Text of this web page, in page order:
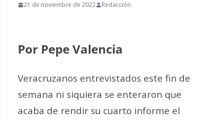
21 de noviembre de 2022 Redacción
Por Pepe Valencia
Veracruzanos entrevistados este fin de
semana ni siquiera se enteraron que
acaba de rendir su cuarto informe el